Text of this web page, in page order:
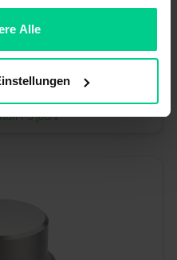
von Cookies hier
Alle
- 30428112B - Accessoires
1-3 jours